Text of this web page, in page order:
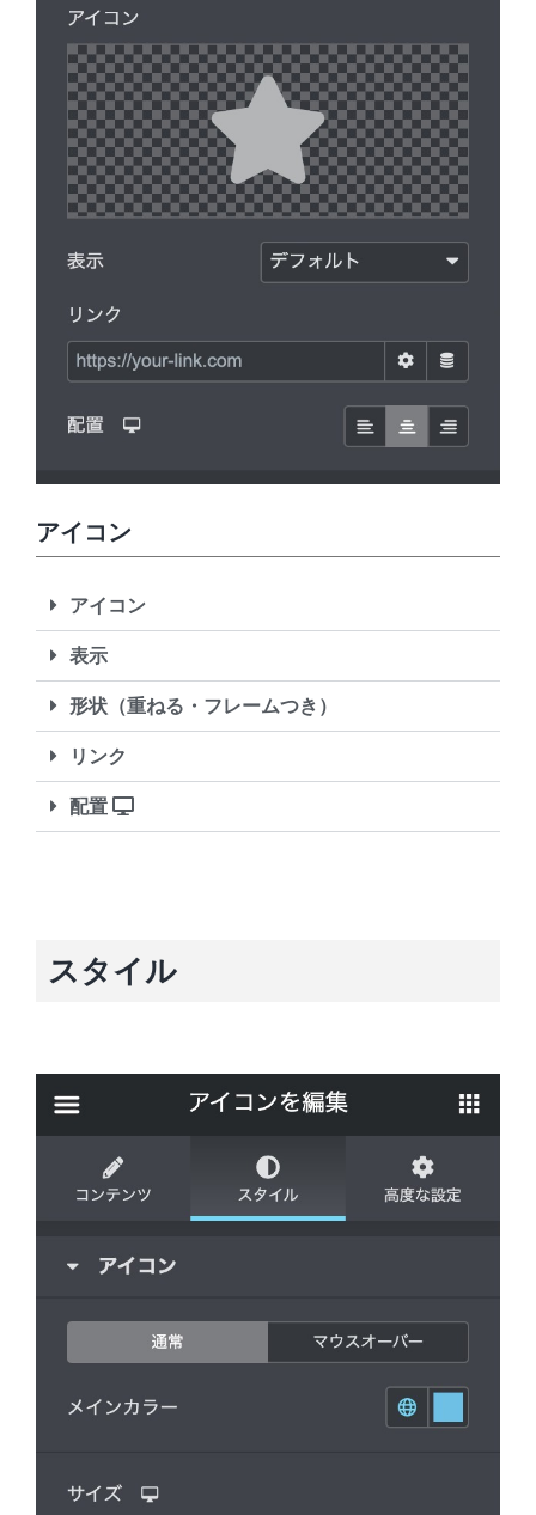
アイコン
アイコン
表示
形状（重ねる・フレームつき）
リンク
配置
スタイル